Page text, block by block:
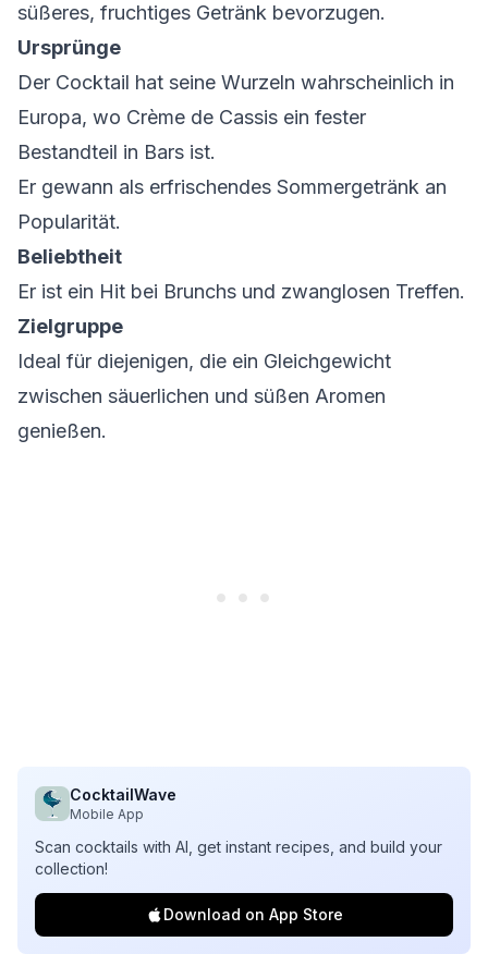
süßeres, fruchtiges Getränk bevorzugen.
Ursprünge
Der Cocktail hat seine Wurzeln wahrscheinlich in
Europa, wo Crème de Cassis ein fester
Bestandteil in Bars ist.
Er gewann als erfrischendes Sommergetränk an
Popularität.
Beliebtheit
Er ist ein Hit bei Brunchs und zwanglosen Treffen.
Zielgruppe
Ideal für diejenigen, die ein Gleichgewicht
zwischen säuerlichen und süßen Aromen
genießen.
CocktailWave
Mobile App
Scan cocktails with AI, get instant recipes, and build your
collection!
Download on App Store